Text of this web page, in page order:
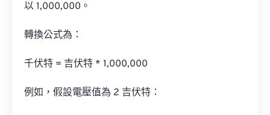
以 1,000,000。
轉換公式為：
千伏特 = 吉伏特 * 1,000,000
例如，假設電壓值為 2 吉伏特：